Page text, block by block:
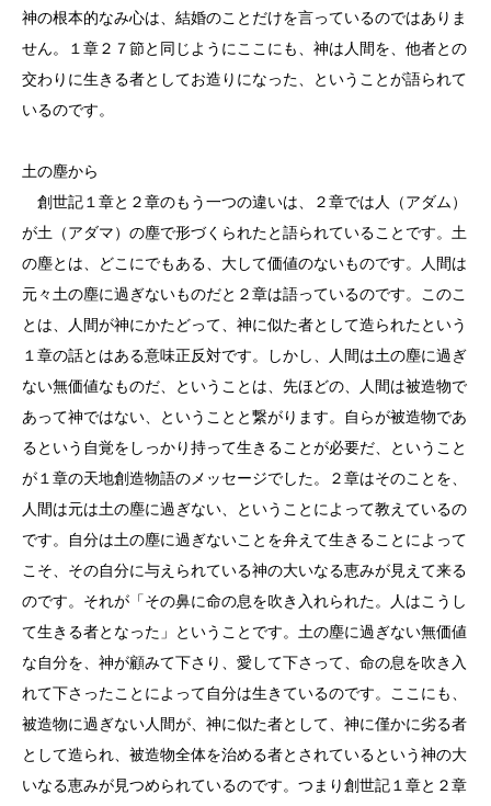
神の根本的なみ心は、結婚のことだけを言っているのではありま
せん。１章２７節と同じようにここにも、神は人間を、他者との
交わりに生きる者としてお造りになった、ということが語られて
いるのです。
土の塵から
創世記１章と２章のもう一つの違いは、２章では人（アダム）
が土（アダマ）の塵で形づくられたと語られていることです。土
の塵とは、どこにでもある、大して価値のないものです。人間は
元々土の塵に過ぎないものだと２章は語っているのです。このこ
とは、人間が神にかたどって、神に似た者として造られたという
１章の話とはある意味正反対です。しかし、人間は土の塵に過ぎ
ない無価値なものだ、ということは、先ほどの、人間は被造物で
あって神ではない、ということと繋がります。自らが被造物であ
るという自覚をしっかり持って生きることが必要だ、ということ
が１章の天地創造物語のメッセージでした。２章はそのことを、
人間は元は土の塵に過ぎない、ということによって教えているの
です。自分は土の塵に過ぎないことを弁えて生きることによって
こそ、その自分に与えられている神の大いなる恵みが見えて来る
のです。それが「その鼻に命の息を吹き入れられた。人はこうし
て生きる者となった」ということです。土の塵に過ぎない無価値
な自分を、神が顧みて下さり、愛して下さって、命の息を吹き入
れて下さったことによって自分は生きているのです。ここにも、
被造物に過ぎない人間が、神に似た者として、神に僅かに劣る者
として造られ、被造物全体を治める者とされているという神の大
いなる恵みが見つめられているのです。つまり創世記１章と２章